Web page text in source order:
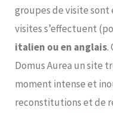
groupes de visite
visites s’effectuent
italien ou en anglais.
Domus Aurea un site
moment intense et
reconstitutions et de